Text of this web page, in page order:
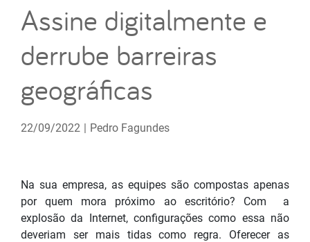
Assine digitalmente e
derrube barreiras
geográficas
22/09/2022 | Pedro Fagundes
Na sua empresa, as equipes são compostas apenas
por quem mora próximo ao escritório? Com a
explosão da Internet, configurações como essa não
deveriam ser mais tidas como regra. Oferecer as